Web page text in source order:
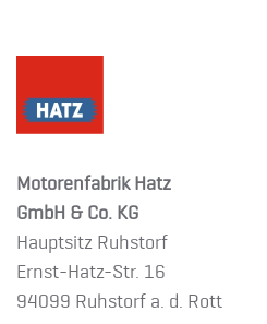
Motorenfabrik Hatz
GmbH & Co. KG
Hauptsitz Ruhstorf
Ernst-Hatz-Str. 16
94099 Ruhstorf a. d. Rott